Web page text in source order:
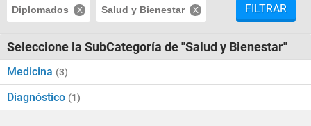
Diplomados Salud y Bienestar FILTRAR
Seleccione la SubCategoría de "Salud y Bienestar"
Medicina (3)
Diagnóstico (1)